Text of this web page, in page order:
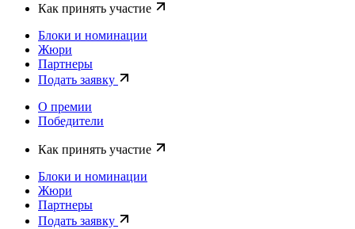
Как принять участие
Блоки и номинации
Жюри
Партнеры
Подать заявку
О премии
Победители
Как принять участие
Блоки и номинации
Жюри
Партнеры
Подать заявку